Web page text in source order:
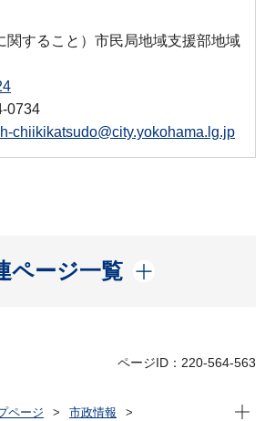
関すること）市民局地域支援部地域
0734
chiikikatsudo@city.yokohama.lg.jp
ページ一覧
開く
ページID：220-564-563
ページ
市政情報
現在